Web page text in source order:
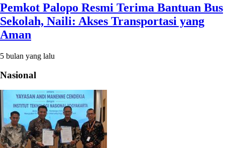
Pemkot Palopo Resmi Terima Bantuan Bus
Sekolah, Naili: Akses Transportasi yang
Aman
5 bulan yang lalu
Nasional